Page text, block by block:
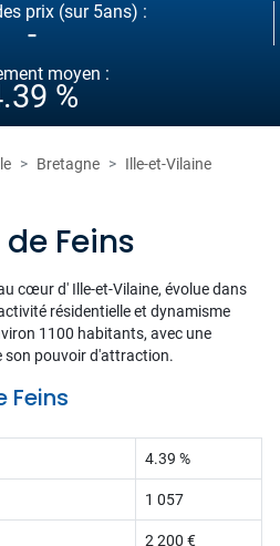
prix (sur 5ans) :
-
moyen :
%
Bretagne
Ille-et-Vilaine
Feins
cœur d' Ille-et-Vilaine, évolue dans
résidentielle et dynamisme
1100 habitants, avec une
son pouvoir d'attraction.
Feins
4.39 %
1 057
2 200 €